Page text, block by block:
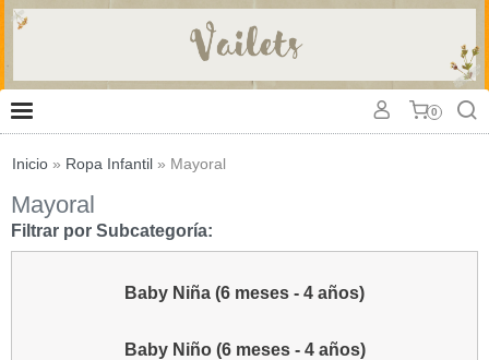
0
Inicio » Ropa Infantil » Mayoral
Mayoral
Filtrar por Subcategoría:
Baby Niña (6 meses - 4 años)
Baby Niño (6 meses - 4 años)